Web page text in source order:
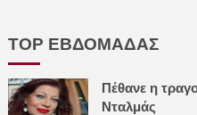
TOP ΕΒΔΟΜΑΔΑΣ
Πέθανε η
Νταλμάς